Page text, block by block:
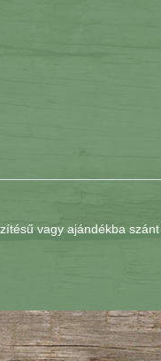
vagy ajándékba szánt